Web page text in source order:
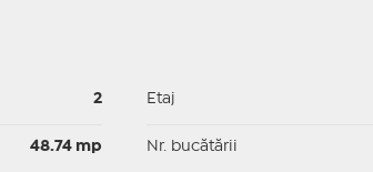
2
48.74 mp
Etaj
Nr. bucătării